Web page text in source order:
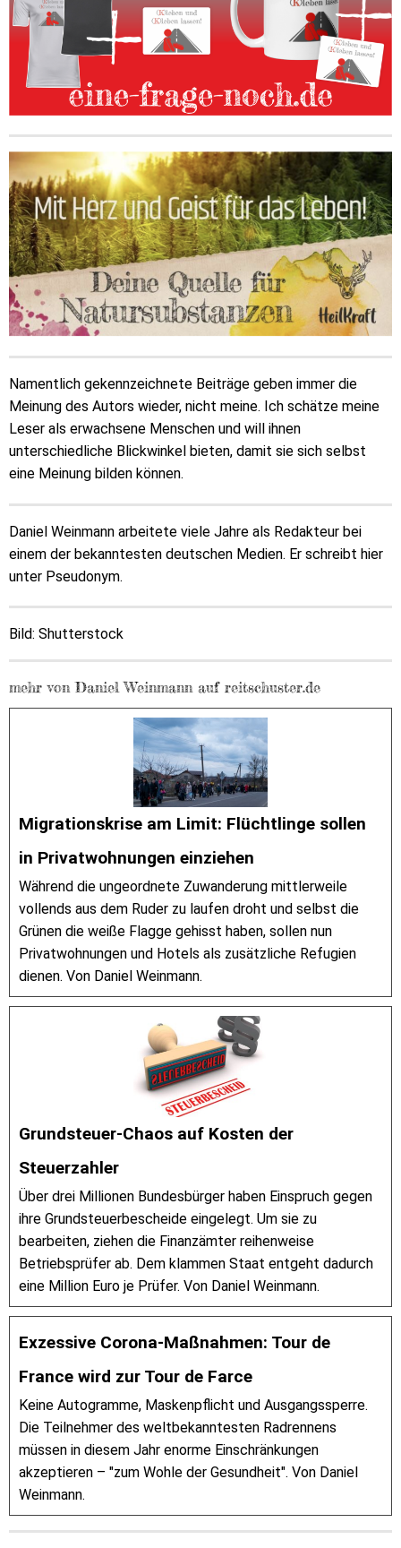
Namentlich gekennzeichnete Beiträge geben immer die
Meinung des Autors wieder, nicht meine. Ich schätze meine
Leser als erwachsene Menschen und will ihnen
unterschiedliche Blickwinkel bieten, damit sie sich selbst
eine Meinung bilden können.
Daniel Weinmann arbeitete viele Jahre als Redakteur bei
einem der bekanntesten deutschen Medien. Er schreibt hier
unter Pseudonym.
Bild: Shutterstock
mehr von Daniel Weinmann auf reitschuster.de
Migrationskrise am Limit: Flüchtlinge sollen
in Privatwohnungen einziehen
Während die ungeordnete Zuwanderung mittlerweile
vollends aus dem Ruder zu laufen droht und selbst die
Grünen die weiße Flagge gehisst haben, sollen nun
Privatwohnungen und Hotels als zusätzliche Refugien
dienen. Von Daniel Weinmann.
Grundsteuer-Chaos auf Kosten der
Steuerzahler
Über drei Millionen Bundesbürger haben Einspruch gegen
ihre Grundsteuerbescheide eingelegt. Um sie zu
bearbeiten, ziehen die Finanzämter reihenweise
Betriebsprüfer ab. Dem klammen Staat entgeht dadurch
eine Million Euro je Prüfer. Von Daniel Weinmann.
Exzessive Corona-Maßnahmen: Tour de
France wird zur Tour de Farce
Keine Autogramme, Maskenpflicht und Ausgangssperre.
Die Teilnehmer des weltbekanntesten Radrennens
müssen in diesem Jahr enorme Einschränkungen
akzeptieren – "zum Wohle der Gesundheit". Von Daniel
Weinmann.